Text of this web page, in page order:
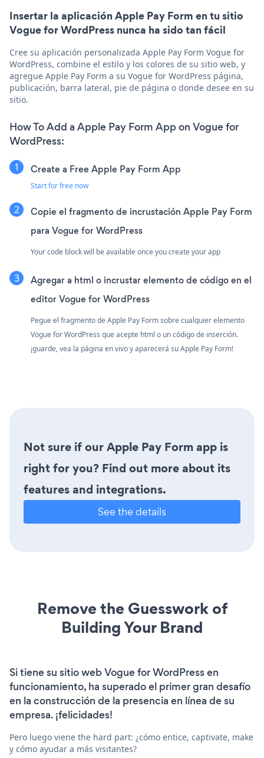
Insertar la aplicación Apple Pay Form en tu sitio
Vogue for WordPress nunca ha sido tan fácil
Cree su aplicación personalizada Apple Pay Form Vogue for
WordPress, combine el estilo y los colores de su sitio web, y
agregue Apple Pay Form a su Vogue for WordPress página,
publicación, barra lateral, pie de página o donde desee en su
sitio.
How To Add a Apple Pay Form App on Vogue for
WordPress:
Create a Free Apple Pay Form App
Start for free now
Copie el fragmento de incrustación Apple Pay Form
para Vogue for WordPress
Your code block will be available once you create your app
Agregar a html o incrustar elemento de código en el
editor Vogue for WordPress
Pegue el fragmento de Apple Pay Form sobre cualquier elemento
Vogue for WordPress que acepte html o un código de inserción.
¡guarde, vea la página en vivo y aparecerá su Apple Pay Form!
Not sure if our Apple Pay Form app is
right for you? Find out more about its
features and integrations.
See the details
Remove the Guesswork of
Building Your Brand
Si tiene su sitio web Vogue for WordPress en
funcionamiento, ha superado el primer gran desafío
en la construcción de la presencia en línea de su
empresa. ¡felicidades!
Pero luego viene the hard part: ¿cómo entice, captivate, make
y cómo ayudar a más visitantes?